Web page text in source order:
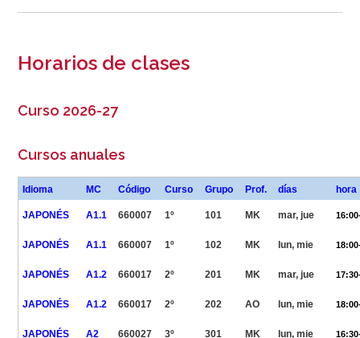
Horarios de clases
Curso 2026-27
Cursos anuales
Idioma MC Código Curso Grupo Prof. días hora
JAPONÉS A1.1 660007 1º 101 MK mar, jue
JAPONÉS A1.1 660007 1º 102 MK lun, mie
JAPONÉS A1.2 660017 2º 201 MK mar, jue
JAPONÉS A1.2 660017 2º 202 AO lun, mie
JAPONÉS A2 660027 3º 301 MK lun, mie